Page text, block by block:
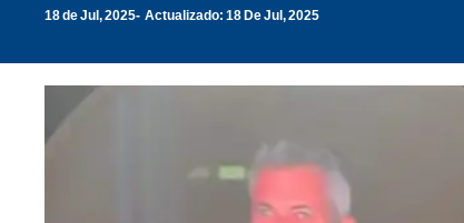
18 de Jul, 2025 Actualizado: 18 De Jul, 2025